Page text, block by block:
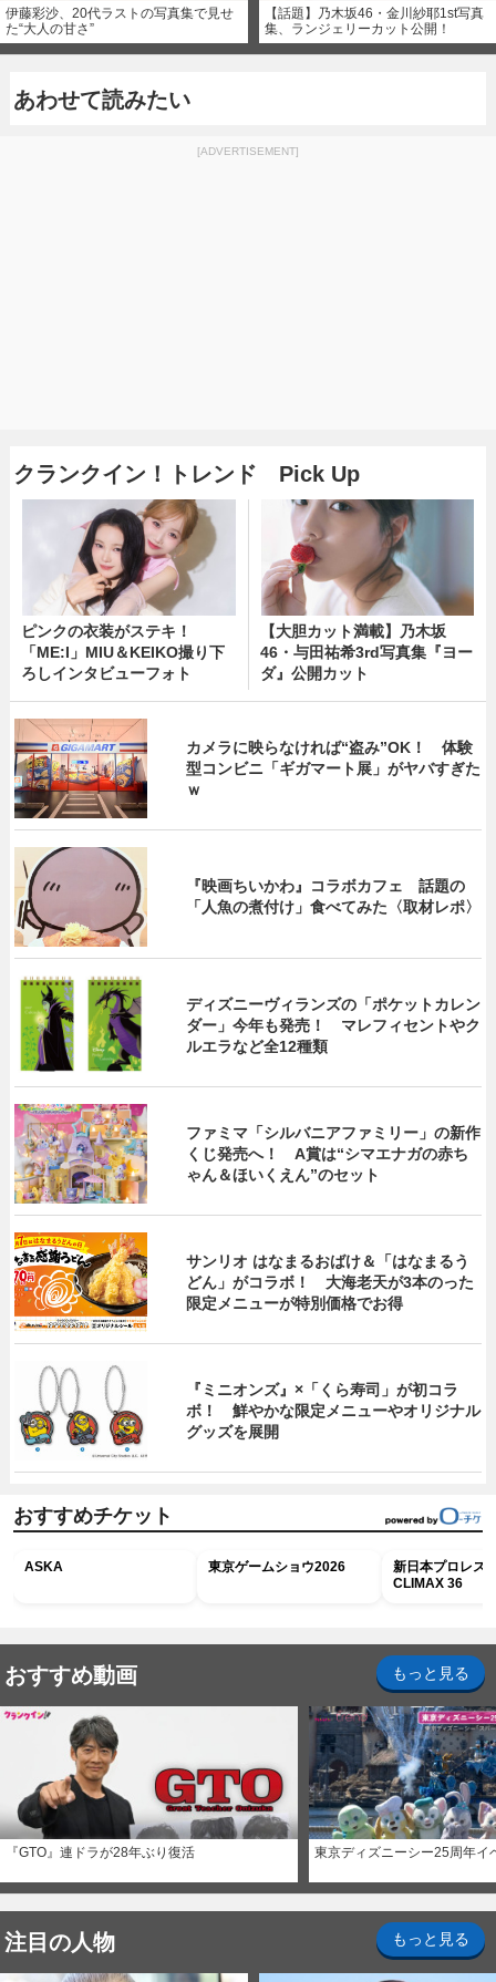
伊藤彩沙、20代ラストの写真集で見せ
た“大人の甘さ”
【話題】乃木坂46・金川紗耶1st写真
集、ランジェリーカット公開！
あわせて読みたい
[ADVERTISEMENT]
クランクイン！トレンド Pick Up
ピンクの衣装がステキ！
「ME:I」MIU＆KEIKO撮り下
ろしインタビューフォト
【大胆カット満載】乃木坂
46・与田祐希3rd写真集『ヨー
ダ』公開カット
カメラに映らなければ“盗み”OK！ 体験
型コンビニ「ギガマート展」がヤバすぎた
ｗ
『映画ちいかわ』コラボカフェ 話題の
「人魚の煮付け」食べてみた〈取材レポ〉
ディズニーヴィランズの「ポケットカレン
ダー」今年も発売！ マレフィセントやク
ルエラなど全12種類
ファミマ「シルバニアファミリー」の新作
くじ発売へ！ A賞は“シマエナガの赤ち
ゃん＆ほいくえん”のセット
サンリオ はなまるおばけ＆「はなまるう
どん」がコラボ！ 大海老天が3本のった
限定メニューが特別価格でお得
『ミニオンズ』×「くら寿司」が初コラ
ボ！ 鮮やかな限定メニューやオリジナル
グッズを展開
おすすめチケット
ASKA 東京ゲームショウ2026
新日本プロレス
CLIMAX 36
おすすめ動画 もっと見る
『GTO』連ドラが28年ぶり復活 東京ディズニーシー25周年イ
注目の人物 もっと見る